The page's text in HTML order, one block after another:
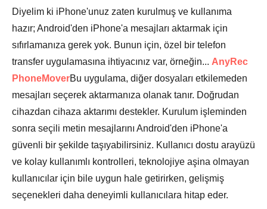
Diyelim ki iPhone'unuz zaten kurulmuş ve kullanıma
hazır; Android'den iPhone'a mesajları aktarmak için
sıfırlamanıza gerek yok. Bunun için, özel bir telefon
transfer uygulamasına ihtiyacınız var, örneğin... AnyRec
PhoneMoverBu uygulama, diğer dosyaları etkilemeden
mesajları seçerek aktarmanıza olanak tanır. Doğrudan
cihazdan cihaza aktarımı destekler. Kurulum işleminden
sonra seçili metin mesajlarını Android'den iPhone'a
güvenli bir şekilde taşıyabilirsiniz. Kullanıcı dostu arayüzü
ve kolay kullanımlı kontrolleri, teknolojiye aşina olmayan
kullanıcılar için bile uygun hale getirirken, gelişmiş
seçenekleri daha deneyimli kullanıcılara hitap eder.